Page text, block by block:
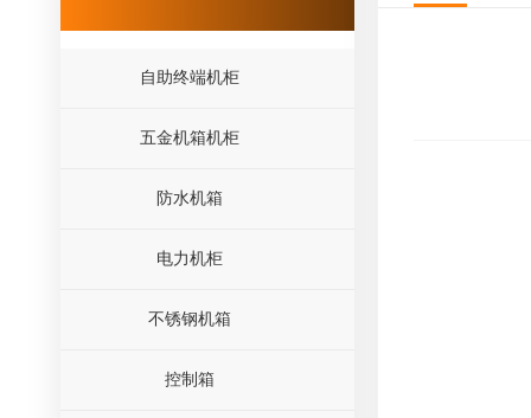
自助终端机柜
五金机箱机柜
防水机箱
电力机柜
不锈钢机箱
控制箱